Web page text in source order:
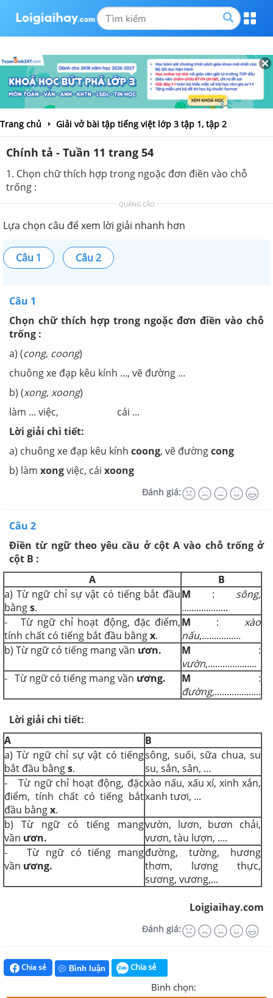
Trang chủ Giải vở bài tập tiếng việt lớp 3 tập 1, tập 2
Chính tả - Tuần 11 trang 54
1. Chọn chữ thích hợp trong ngoặc đơn điền vào chỗ
trống :
QUẢNG CÁO
Lựa chọn câu để xem lời giải nhanh hơn
Câu 1 Câu 2
Câu 1
Chọn chữ thích hợp trong ngoặc đơn điền vào chỗ
trống :
a) (cong, coong)
chuông xe đạp kêu kính ..., vẽ đường ...
b) (xong, xoong)
làm ... việc, cái ...
Lời giải chi tiết:
a) chuông xe đạp kêu kính coong, vẽ đườngcong
b) làm xongviệc, cái xoong
Đánh giá:
Câu 2
Điền từ ngữ theo yêu cầu ở cột A vào chỗ trống ở
cột B :
A
B
a) Từ ngữ chỉ sự vật có tiếng bắt đầu
bằngs.
M : sông,
...................
- Từ ngữ chỉ hoạt động, đặc điểm,
tính chất có tiếng bắt đầu bằngx.
M : xào
nấu,................
b) Từ ngữ có tiếng mang vần ươn. M :
vườn,....................
- Từ ngữ có tiếng mang vần ương. M :
đường,...................
Lời giải chi tiết:
A
B
a) Từ ngữ chỉ sự vật có tiếng
bắt đầu bằngs.
sông, suối, sữa chua, su
su, sắn, sân, …
- Từ ngữ chỉ hoạt động, đặc
điểm, tính chất có tiếng bắt
đầu bằngx.
xào nấu, xấu xí, xinh xắn,
xanh tươi, ...
b) Từ ngữ có tiếng mang
vần ươn.
vườn, lươn, bươn chải,
vươn, tàu lượn, ....
- Từ ngữ có tiếng mang
vần ương.
đường, tường, hương
thơm, lương thực,
sương, vương,...
Loigiaihay.com
Đánh giá:
Chia sẻ Bình luận Chia sẻ
Bình chọn: